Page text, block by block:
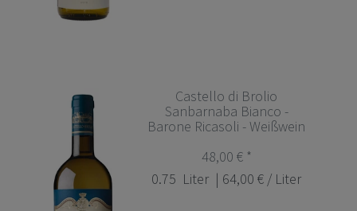
Castello di Brolio
Sanbarnaba Bianco -
Barone Ricasoli - Weißwein
48,00 € *
0.75 Liter | 64,00 € / Liter